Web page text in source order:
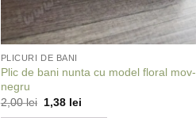
PLICURI DE BANI
Plic de bani nunta cu model floral mov-
negru
2,00lei Prețul
1,38 lei